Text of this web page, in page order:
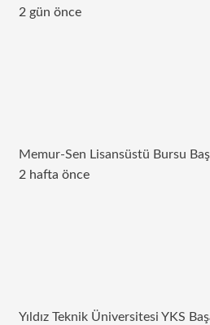
2 gün önce
Memur-Sen Lisansüstü Bursu
2 hafta önce
Yıldız Teknik Üniversitesi YKS